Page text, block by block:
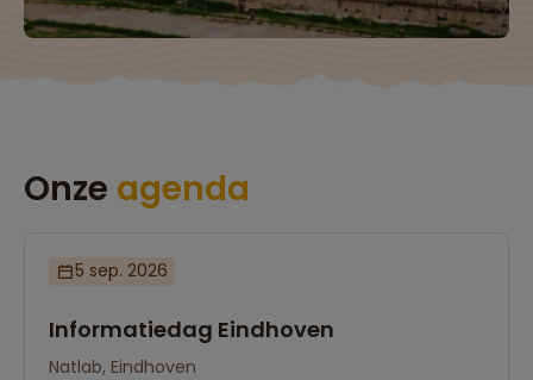
Onze agenda
5 sep. 2026
Informatiedag Eindhoven
Natlab, Eindhoven